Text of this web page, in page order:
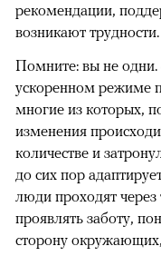
рекомендации,
возникают трудности.
Помните: вы не
ускоренном режиме
многие из которых,
изменения
количестве и
до сих пор
люди проходят
проявлять заботу,
сторону